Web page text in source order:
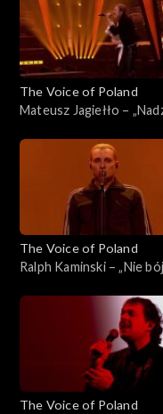
listopada 2025
The Voice of Poland
Mateusz Jagiełło –
29 listopada 2025
The Voice of Poland
Ralph Kaminski – „Nie
Poland”, Finał, 29
The Voice of Poland